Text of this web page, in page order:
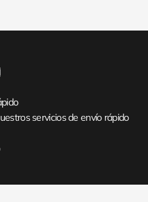
servicios de envío rápido